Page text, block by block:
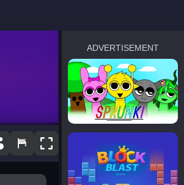
ADVERTISEMENT
sprunki
Blocky Blast!